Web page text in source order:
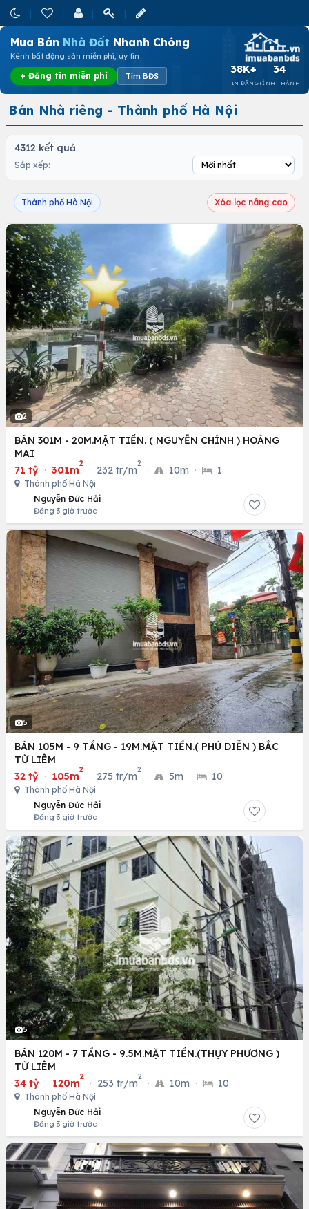
Mua Bán Nhà Đất Nhanh Chóng
Kênh bất động sản miễn phí, uy tín
+ Đăng tin miễn phí Tìm BĐS
38K+
TIN ĐĂNG
34
TỈNH THÀNH
Bán Nhà riêng - Thành phố Hà Nội
4312 kết quả
Sắp xếp:
Thành phố Hà Nội Xóa lọc nâng cao
2
BÁN 301M - 20M.MẶT TIỀN. ( NGUYỄN CHÍNH ) HOÀNG
MAI
71 tỷ · 301m
2
· 232 tr/m
2
· 10m · 1
Thành phố Hà Nội
Nguyễn Đức Hải
Đăng 3 giờ trước
5
BÁN 105M - 9 TẦNG - 19M.MẶT TIỀN.( PHÚ DIỄN ) BẮC
TỪ LIÊM
32 tỷ · 105m
2
· 275 tr/m
2
· 5m · 10
Thành phố Hà Nội
Nguyễn Đức Hải
Đăng 3 giờ trước
5
BÁN 120M - 7 TẦNG - 9.5M.MẶT TIỀN.(THỤY PHƯƠNG )
TỪ LIÊM
34 tỷ · 120m
2
· 253 tr/m
2
· 10m · 10
Thành phố Hà Nội
Nguyễn Đức Hải
Đăng 3 giờ trước